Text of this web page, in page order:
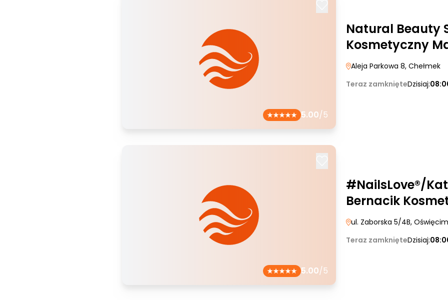
5.00/5
Natural Beauty
Kosmetyczny
Aleja Parkowa 8, Chełmek
Teraz zamknięteDzisiaj:
5.00/5
#NailsLove®/
Bernacik
ul. Zaborska 5/4B, Oświęcim
Teraz zamknięteDzisiaj: